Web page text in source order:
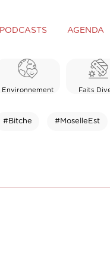
PODCASTS AGENDA
Environnement Faits
#Bitche #MoselleEst